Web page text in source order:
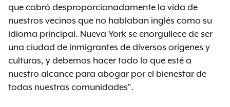
que cobró desproporcionadamente la vida de
nuestros vecinos que no hablaban inglés como su
idioma principal. Nueva York se enorgullece de ser
una ciudad de inmigrantes de diversos orígenes y
culturas, y debemos hacer todo lo que esté a
nuestro alcance para abogar por el bienestar de
todas nuestras comunidades".